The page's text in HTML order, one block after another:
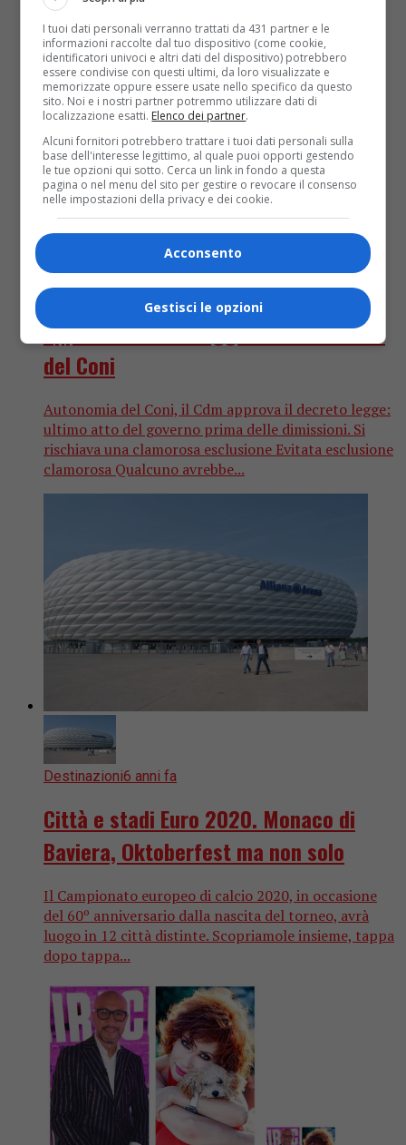
Olimpiadi Tokyo, l’Italia è salva: Cdm
approva decreto legge sull’autonomia
del Coni
Autonomia del Coni, il Cdm approva il decreto legge:
ultimo atto del governo prima delle dimissioni. Si
rischiava una clamorosa esclusione Evitata esclusione
clamorosa Qualcuno avrebbe...
Destinazioni6 anni fa
Città e stadi Euro 2020. Monaco di
Baviera, Oktoberfest ma non solo
Il Campionato europeo di calcio 2020, in occasione
del 60º anniversario dalla nascita del torneo, avrà
luogo in 12 città distinte. Scopriamole insieme, tappa
dopo tappa...
I tuoi dati personali verranno trattati da 431 partner e le
informazioni raccolte dal tuo dispositivo (come cookie,
identificatori univoci e altri dati del dispositivo) potrebbero
essere condivise con questi ultimi, da loro visualizzate e
memorizzate oppure essere usate nello specifico da questo
sito. Noi e i nostri partner potremmo utilizzare dati di
localizzazione esatti. Elenco dei partner.
Alcuni fornitori potrebbero trattare i tuoi dati personali sulla
base dell'interesse legittimo, al quale puoi opporti gestendo
le tue opzioni qui sotto. Cerca un link in fondo a questa
pagina o nel menu del sito per gestire o revocare il consenso
nelle impostazioni della privacy e dei cookie.
Acconsento
Gestisci le opzioni